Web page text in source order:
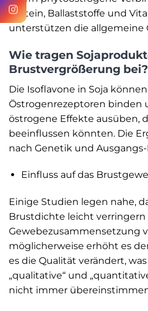
Protein, Ballaststoffe und
unterstützen die allgemeine
Wie tragen
Brustvergrößerung bei?
Die Isoflavone in Soja
Östrogenrezeptoren binden
östrogene Effekte ausüben,
beeinflussen könnten. Die
nach Genetik und
Einfluss auf das
Einige Studien legen nahe,
Brustdichte leicht verringern
Gewebezusammensetzung
möglicherweise erhöht es
es die Qualität verändert,
„qualitative“ und
nicht immer